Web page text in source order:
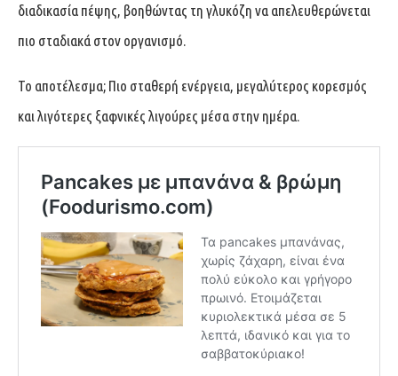
διαδικασία πέψης, βοηθώντας τη γλυκόζη να απελευθερώνεται
πιο σταδιακά στον οργανισμό.
Το αποτέλεσμα; Πιο σταθερή ενέργεια, μεγαλύτερος κορεσμός
και λιγότερες ξαφνικές λιγούρες μέσα στην ημέρα.